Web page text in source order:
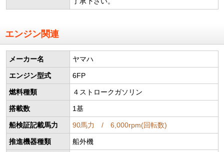
エンジン関連
メーカー名 ヤマハ
エンジン型式 6FP
燃料種類 ４ストロークガソリン
搭載数 1基
船検証記載馬力 90馬力 / 6,000rpm(回転数)
推進機器種類 船外機